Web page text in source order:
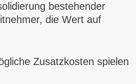
bestehender
die Wert auf
Zusatzkosten spielen